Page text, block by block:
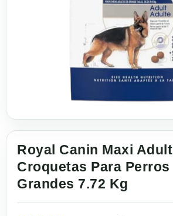
Royal Canin Maxi Adult
Croquetas Para Perros
Grandes 7.72 Kg